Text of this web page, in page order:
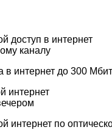
доступ в интернет
каналу
в интернет до 300
интернет
интернет по